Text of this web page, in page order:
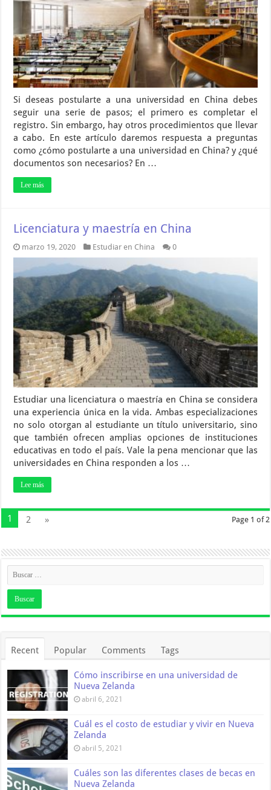
Si deseas postularte a una universidad en China debes
seguir una serie de pasos; el primero es completar el
registro. Sin embargo, hay otros procedimientos que llevar
a cabo. En este artículo daremos respuesta a preguntas
como ¿cómo postularte a una universidad en China? y ¿qué
documentos son necesarios? En …
Lee más
Licenciatura y maestría en China
marzo 19, 2020 Estudiar en China 0
Estudiar una licenciatura o maestría en China se considera
una experiencia única en la vida. Ambas especializaciones
no solo otorgan al estudiante un título universitario, sino
que también ofrecen amplias opciones de instituciones
educativas en todo el país. Vale la pena mencionar que las
universidades en China responden a los …
Lee más
Page 1 of 2
1 2 »
Recent Popular Comments Tags
Cómo inscribirse en una universidad de
Nueva Zelanda
abril 6, 2021
Cuál es el costo de estudiar y vivir en Nueva
Zelanda
abril 5, 2021
Cuáles son las diferentes clases de becas en
Nueva Zelanda